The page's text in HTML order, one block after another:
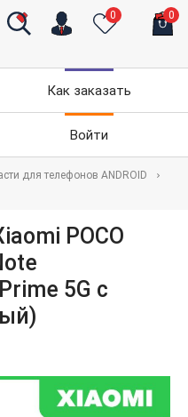
0 0
Как заказать
Войти
для телефонов ANDROID
POCO
5G с